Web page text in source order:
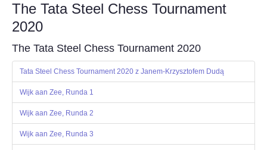
WIADOMOŚCI
NAUKA GRY W SZACHY
TURNIEJE
OPINIE, KONTROWERSJE
POLITYKA
The Tata Steel Chess Tournament
2020
The Tata Steel Chess Tournament 2020
Tata Steel Chess Tournament 2020 z Janem-Krzysztofem Dudą
Wijk aan Zee, Runda 1
Wijk aan Zee, Runda 2
Wijk aan Zee, Runda 3